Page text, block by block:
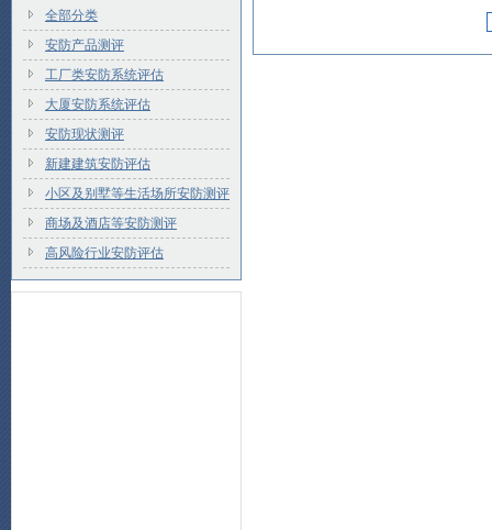
全部分类
安防产品测评
工厂类安防系统评估
大厦安防系统评估
安防现状测评
新建建筑安防评估
小区及别墅等生活场所安防测评
商场及酒店等安防测评
高风险行业安防评估